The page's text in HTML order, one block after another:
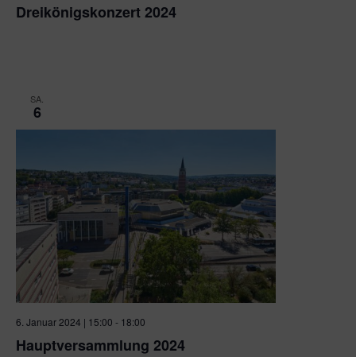
Dreikönigskonzert 2024
SA.
6
Hauptversammlung 2024
6. Januar 2024 | 15:00 - 18:00